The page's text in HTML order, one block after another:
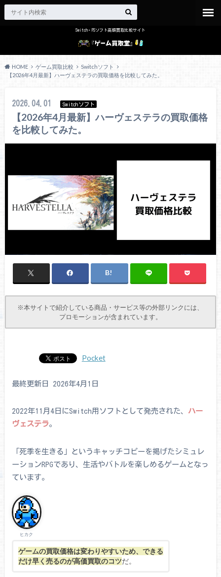
Switch・PSソフト高額買取比較サイト
HOME ゲーム買取比較
Switchソフト
【2026年4月最新】ハーヴェステラの買取価格を比較してみた。
2026.04.01 Switchソフト
【2026年4月最新】ハーヴェステラの買取価格
を比較してみた。
※本サイトで紹介している商品・サービス等の外部リンクには、
プロモーションが含まれています。
Pocket
最終更新日 2026年4月1日
2022年11月4日にSwitch用ソフトとして発売された、 ハー
ヴェステラ。
「死季を生きる」というキャッチコピーを掲げたシミュレ
ーションRPGであり、生活やバトルを楽しめるゲームとなっ
ています。
ヒカク
ゲームの買取価格は変わりやすいため、できる
だけ早く売るのが高価買取のコツだ。